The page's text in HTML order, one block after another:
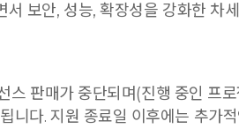
보안, 성능, 확장성을 강화한 차
판매가 중단되며(진행 중인 프로
니다. 지원 종료일 이후에는 추가적